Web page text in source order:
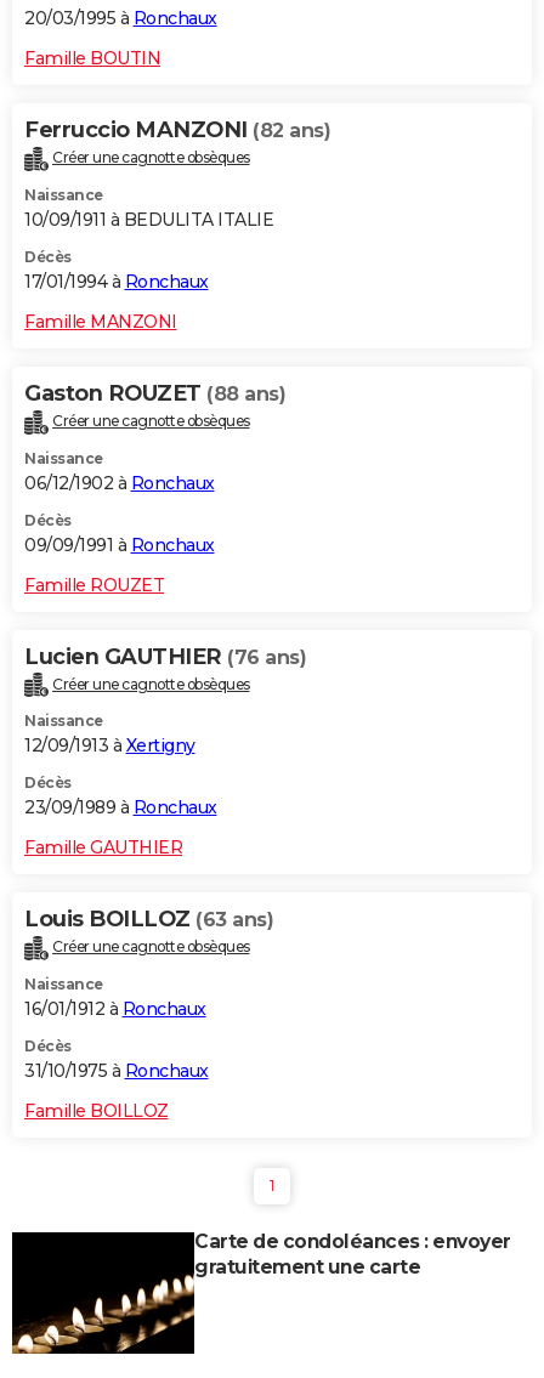
20/03/1995 à Ronchaux
Famille BOUTIN
Ferruccio MANZONI (82 ans)
Créer une cagnotte obsèques
Naissance
10/09/1911 à BEDULITA ITALIE
Décès
17/01/1994 à Ronchaux
Famille MANZONI
Gaston ROUZET (88 ans)
Créer une cagnotte obsèques
Naissance
06/12/1902 à Ronchaux
Décès
09/09/1991 à Ronchaux
Famille ROUZET
Lucien GAUTHIER (76 ans)
Créer une cagnotte obsèques
Naissance
12/09/1913 à Xertigny
Décès
23/09/1989 à Ronchaux
Famille GAUTHIER
Louis BOILLOZ (63 ans)
Créer une cagnotte obsèques
Naissance
16/01/1912 à Ronchaux
Décès
31/10/1975 à Ronchaux
Famille BOILLOZ
1
Carte de condoléances : envoyer
gratuitement une carte